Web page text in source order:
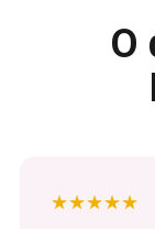
O
★★★★★